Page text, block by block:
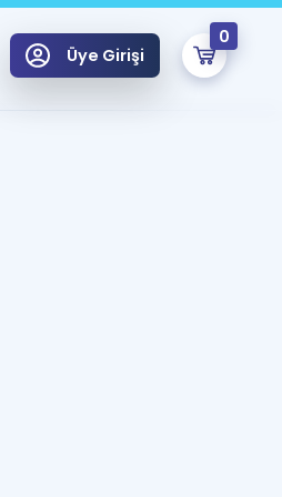
Üye Girişi
0
onlarca eğitim seni bekliyor!